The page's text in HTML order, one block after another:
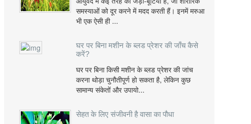
समस्याओं को दूर करने में मदद करती हैं। इनमें मरुआ
भी एक ऐसी ही ...
घर पर बिना मशीन के ब्लड प्रेशर की जाँच कैसे
करें?
घर पर बिना किसी मशीन के ब्लड प्रेशर की जांच
करना थोड़ा चुनौतीपूर्ण हो सकता है, लेकिन कुछ
सामान्य संकेतों और उपायो...
सेहत के लिए संजीवनी है वासा का पौधा